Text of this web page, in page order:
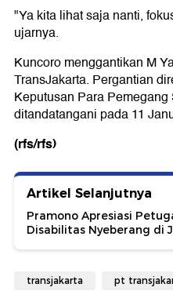
"Ya kita lihat saja nanti,
ujarnya.
Kuncoro menggantikan M
TransJakarta. Pergantian
Keputusan Para
ditandatangani pada 11
(rfs/rfs)
Artikel Selanjutnya
Pramono Apresiasi
Disabilitas Nyeberang di
transjakarta pt